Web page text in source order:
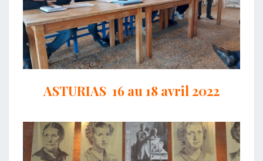
ASTURIAS 16 au 18 avril 2022